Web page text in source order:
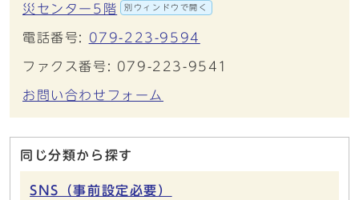
災センター5階
別ウィンドウで開く
電話番号: 079-223-9594
ファクス番号: 079-223-9541
お問い合わせフォーム
同じ分類から探す
SNS（事前設定必要）